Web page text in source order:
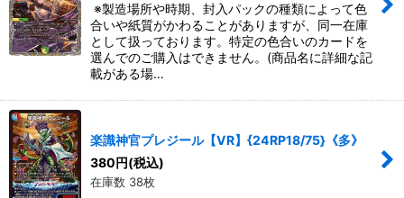
※製造場所や時期、封入パックの種類によって色
合いや紙質がかわることがありますが、同一在庫
として扱っております。特定の色合いのカードを
選んでのご購入はできません。(商品名に詳細な記
載がある場…
楽識神官プレジール【VR】{24RP18/75}《多》
380円(税込)
在庫数 38枚